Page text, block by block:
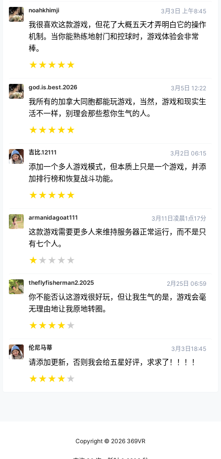
我很喜欢这款游戏，但花了大概五天才弄明白它的操作
机制。当你能熟练地射门和控球时，游戏体验会非常
棒。
★★
我所有的加拿大同胞都能玩游戏，当然，游戏和现实生
活不一样，别理会那些惹你生气的人。
★★ ★★★
添加一个多人游戏模式，但本质上只是一个游戏，并添
加排行榜和恢复战斗功能。
★★★★★
这款游戏需要更多人来维持服务器正常运行，而不是只
有七个人。
★ ★ ★★
你不能否认这游戏很好玩，但让我生气的是，游戏会毫
无理由地让我原地转圈。
★★★★★
请添加更新，否则我会给五星好评，求求了！！！！
★★★★★
Copyright © 2026 369VR